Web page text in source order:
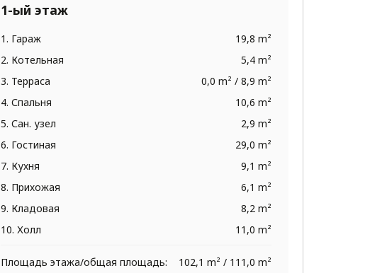
1-ый этаж
1. Гараж
19,8 m²
2. Котельная
5,4 m²
3. Терраса
0,0 m² / 8,9 m²
4. Спальня
10,6 m²
5. Сан. узел
2,9 m²
6. Гостиная
29,0 m²
7. Кухня
9,1 m²
8. Прихожая
6,1 m²
9. Кладовая
8,2 m²
10. Холл
11,0 m²
Площадь этажа/общая площадь: 102,1 m² / 111,0 m²